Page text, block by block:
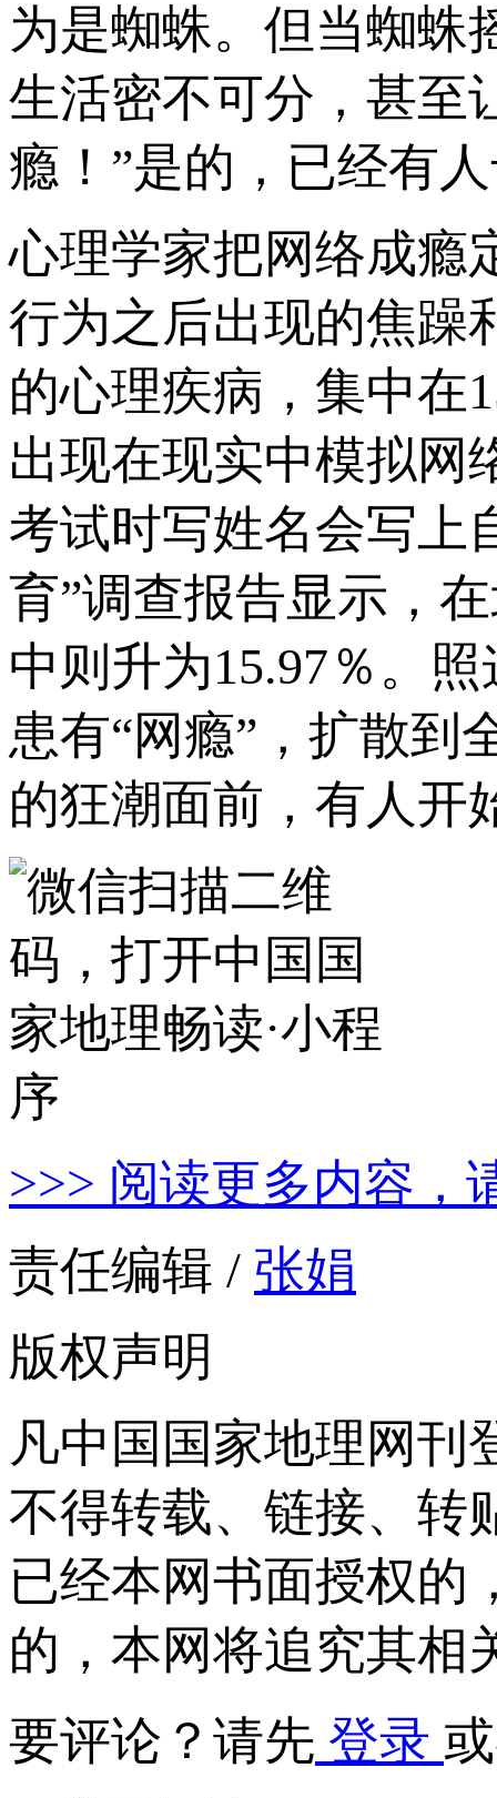
为是蜘蛛。但当蜘蛛
生活密不可分，甚至
瘾！”是的，已经有
心理学家把网络成瘾
行为之后出现的焦躁
的心理疾病，集中在
出现在现实中模拟网
考试时写姓名会写上
育”调查报告显示，
中则升为15.97％。
患有“网瘾”，扩散到
的狂潮面前，有人开
>>> 阅读更多内容，
责任编辑 / 张娟
版权声明
凡中国国家地理网刊
不得转载、链接、转
已经本网书面授权的
的，本网将追究其相
要评论？请先 登录